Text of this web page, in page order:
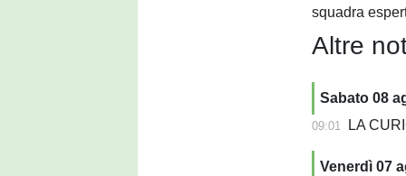
squadra
Altre
Sabato 08
09:01 LA
Venerdì 07